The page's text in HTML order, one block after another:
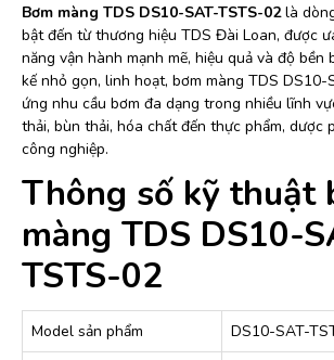
Bơm màng TDS DS10-SAT-TSTS-02là
bật đến từ thương hiệu TDS Đài Loan, được
năng vận hành mạnh mẽ, hiệu quả và độ bền
kế nhỏ gọn, linh hoạt, bơm màng TDS DS10-
ứng nhu cầu bơm đa dạng trong nhiều lĩnh
thải, bùn thải, hóa chất đến thực phẩm, dược
công nghiệp.
Thông số kỹ thuật
màng TDS DS10-
TSTS-02
Model sản phẩm
DS10-SAT-